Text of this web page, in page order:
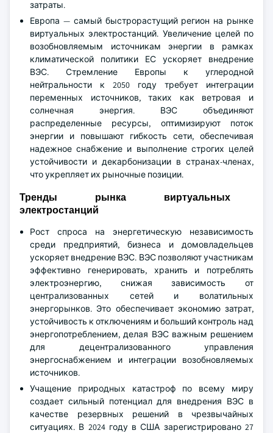
затраты.
Европа — самый быстрорастущий регион на рынке
виртуальных электростанций. Увеличение целей по
возобновляемым источникам энергии в рамках
климатической политики ЕС ускоряет внедрение
ВЭС. Стремление Европы к углеродной
нейтральности к 2050 году требует интеграции
переменных источников, таких как ветровая и
солнечная энергия. ВЭС объединяют
распределенные ресурсы, оптимизируют поток
энергии и повышают гибкость сети, обеспечивая
надежное снабжение и выполнение строгих целей
устойчивости и декарбонизации в странах-членах,
что укрепляет их рыночные позиции.
Тренды рынка виртуальных
электростанций
Рост спроса на энергетическую независимость
среди предприятий, бизнеса и домовладельцев
ускоряет внедрение ВЭС. ВЭС позволяют участникам
эффективно генерировать, хранить и потреблять
электроэнергию, снижая зависимость от
централизованных сетей и волатильных
энергорынков. Это обеспечивает экономию затрат,
устойчивость к отключениям и больший контроль над
энергопотреблением, делая ВЭС важным решением
для децентрализованного управления
энергоснабжением и интеграции возобновляемых
источников.
Учащение природных катастроф по всему миру
создает сильный потенциал для внедрения ВЭС в
качестве резервных решений в чрезвычайных
ситуациях. В 2024 году в США зарегистрировано 27